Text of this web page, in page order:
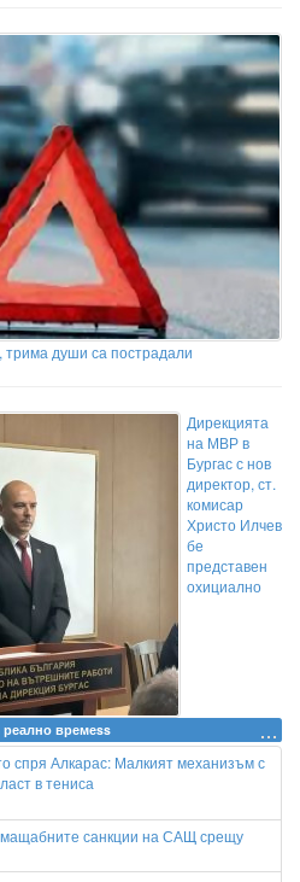
трима души са пострадали
Дирекцията
на МВР в
Бургас с нов
директор, ст.
комисар
Христо Илчев
бе
представен
охициално
времеss
спря Алкарас: Малкият механизъм с
в тениса
мащабните санкции на САЩ срещу